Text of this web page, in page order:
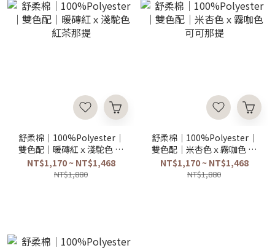
舒柔棉｜100%Polyester｜
雙色配｜暖磚紅ｘ淺駝色 紅
茶那提
NT$1,170 ~ NT$1,468
NT$1,880
舒柔棉｜100%Polyester｜
雙色配｜米杏色ｘ霧咖色 可
可那提
NT$1,170 ~ NT$1,468
NT$1,880